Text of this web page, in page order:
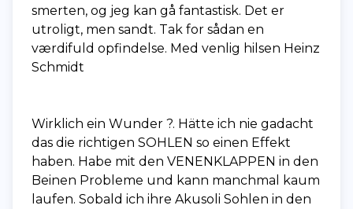
smerten, og jeg kan gå fantastisk. Det er
utroligt, men sandt. Tak for sådan en
værdifuld opfindelse. Med venlig hilsen Heinz
Schmidt
Wirklich ein Wunder ?. Hätte ich nie gadacht
das die richtigen SOHLEN so einen Effekt
haben. Habe mit den VENENKLAPPEN in den
Beinen Probleme und kann manchmal kaum
laufen. Sobald ich ihre Akusoli Sohlen in den